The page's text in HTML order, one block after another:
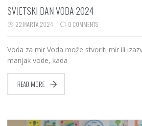
SVJETSKI DAN VODA 2024
22 MARTA 2024 0 COMMENTS
Voda za mir Voda može stvoriti mir ili
manjak vode, kada
READ MORE